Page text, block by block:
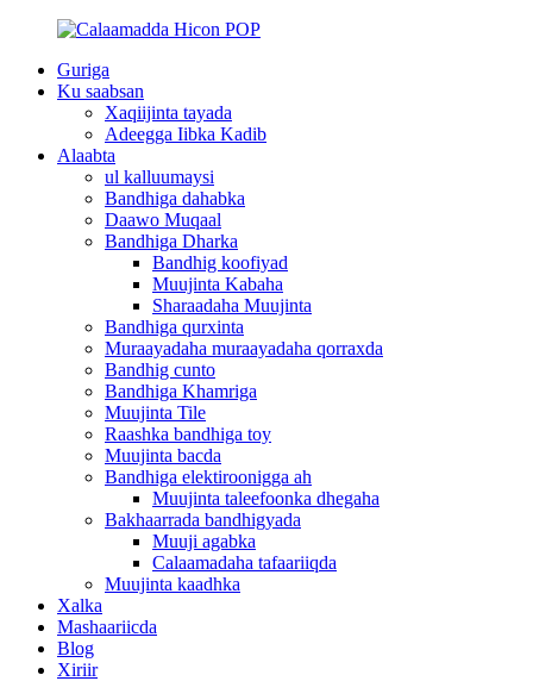
Guriga
Ku saabsan
Xaqiijinta tayada
Adeegga Iibka Kadib
Alaabta
ul kalluumaysi
Bandhiga dahabka
Daawo Muqaal
Bandhiga Dharka
Bandhig koofiyad
Muujinta Kabaha
Sharaadaha Muujinta
Bandhiga qurxinta
Muraayadaha muraayadaha qorraxda
Bandhig cunto
Bandhiga Khamriga
Muujinta Tile
Raashka bandhiga toy
Muujinta bacda
Bandhiga elektiroonigga ah
Muujinta taleefoonka dhegaha
Bakhaarrada bandhigyada
Muuji agabka
Calaamadaha tafaariiqda
Muujinta kaadhka
Xalka
Mashaariicda
Blog
Xiriir